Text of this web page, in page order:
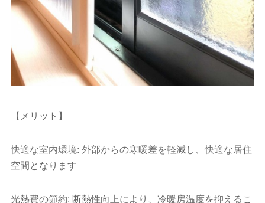
【メリット】
快適な室内環境: 外部からの寒暖差を軽減し、快適な居住
空間となります
光熱費の節約: 断熱性向上により、冷暖房温度を抑えるこ